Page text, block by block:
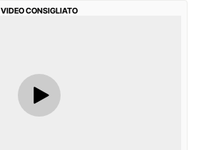
VIDEO CONSIGLIATO